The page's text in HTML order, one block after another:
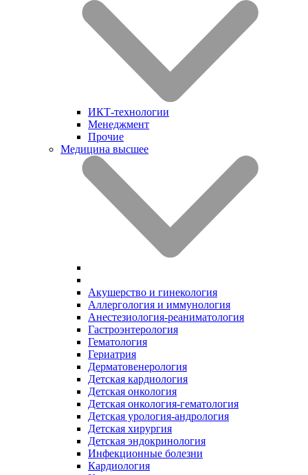
ИКТ-технологии
Менеджмент
Прочие
Медицина высшее
Акушерство и гинекология
Аллергология и иммунология
Анестезиология-реаниматология
Гастроэнтерология
Гематология
Гериатрия
Дерматовенерология
Детская кардиология
Детская онкология
Детская онкология-гематология
Детская урология-андрология
Детская хирургия
Детская эндокринология
Инфекционные болезни
Кардиология